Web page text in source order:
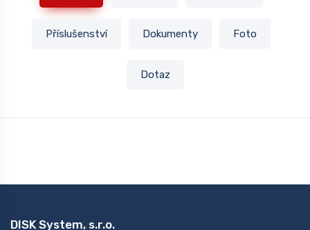
Příslušenství Dokumenty Foto
Dotaz
DISK System, s.r.o.